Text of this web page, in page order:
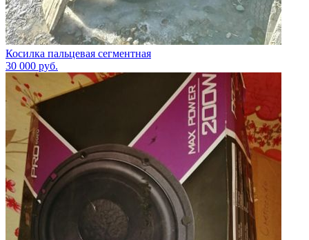
Косилка пальцевая сегментная
30 000 руб.